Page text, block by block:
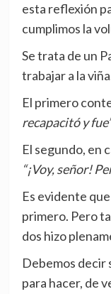
esta reflexión
cumplimos la
Se trata de un
trabajar a la
El primero
recapacitó y
El segundo, en
“¡Voy, señor!
Es evidente
primero. Pero
dos hizo
Debemos decir
para hacer, de